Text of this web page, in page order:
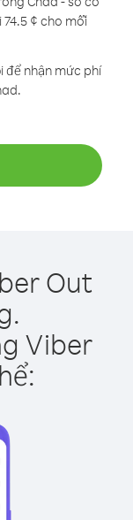
¢ cho mỗi
để nhận mức phí
Out
Viber